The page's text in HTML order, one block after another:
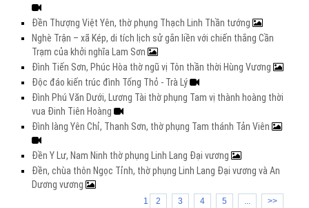
Đền Thượng Việt Yên, thờ phụng Thạch Linh Thần tướng
Nghè Trận – xã Kép, di tích lịch sử gắn liền với chiến thắng Cần
Trạm của khởi nghĩa Lam Sơn
Đình Tiến Sơn, Phúc Hòa thờ ngũ vị Tôn thần thời Hùng Vương
Độc đáo kiến trúc đình Tống Thỏ - Trà Lý
Đình Phú Văn Dưới, Lương Tài thờ phụng Tam vị thành hoàng thời
vua Đinh Tiên Hoàng
Đình làng Yên Chỉ, Thanh Sơn, thờ phụng Tam thánh Tản Viên
Đền Y Lư, Nam Ninh thờ phụng Linh Lang Đại vương
Đền, chùa thôn Ngọc Tỉnh, thờ phụng Linh Lang Đại vương và An
Dương vương
1 2 3 4 5 ... >>